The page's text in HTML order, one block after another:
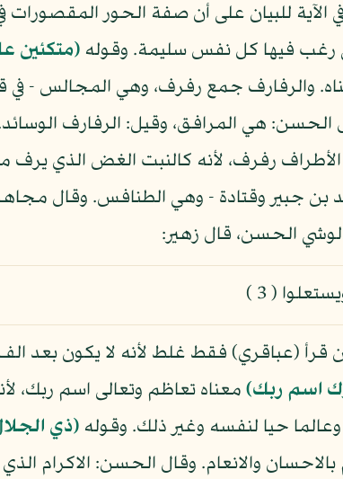
الآية للبيان على أن صفة الحور
رغب فيها كل نفس سليمة. وقوله (متكئين
والرفارف جمع رفرف، وهي المجالس -
هي المرافق، وقيل: الرفارف الوسائد.
رفرف، لأنه كالنبت الغض الذي
بن جبير وقتادة - وهي الطنافس. وقال
الحسن، قال زهير:
( 3 )
(عباقري) فقط غلط لأنه لا يكون بعد الف
اسم ربك) معناه تعاظم وتعالى اسم ربك،
حيا لنفسه وغير ذلك. وقوله (ذي
والانعام. وقال الحسن: الاكرام